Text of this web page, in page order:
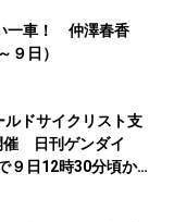
一車！ 仲澤春香
９日）
ドサイクリスト支
催 日刊ゲンダイ
９日12時30分頃から